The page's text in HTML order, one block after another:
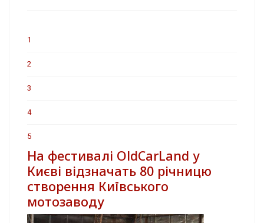
1
2
3
4
5
На фестивалі OldCarLand у
Києві відзначать 80 річницю
створення Київського
мотозаводу